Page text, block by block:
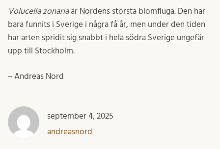
Volucella zonariaär Nordens största blomfluga. Den har
bara funnits i Sverige i några få år, men under den tiden
har arten spridit sig snabbt i hela södra Sverige ungefär
upp till Stockholm.
– Andreas Nord
september 4, 2025
andreasnord